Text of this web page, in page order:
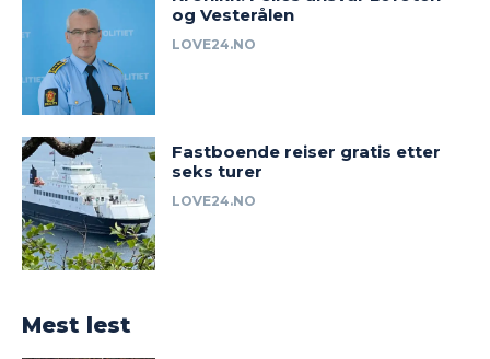
og Vesterålen
LOVE24.NO
Fastboende reiser gratis etter
seks turer
LOVE24.NO
Mest lest